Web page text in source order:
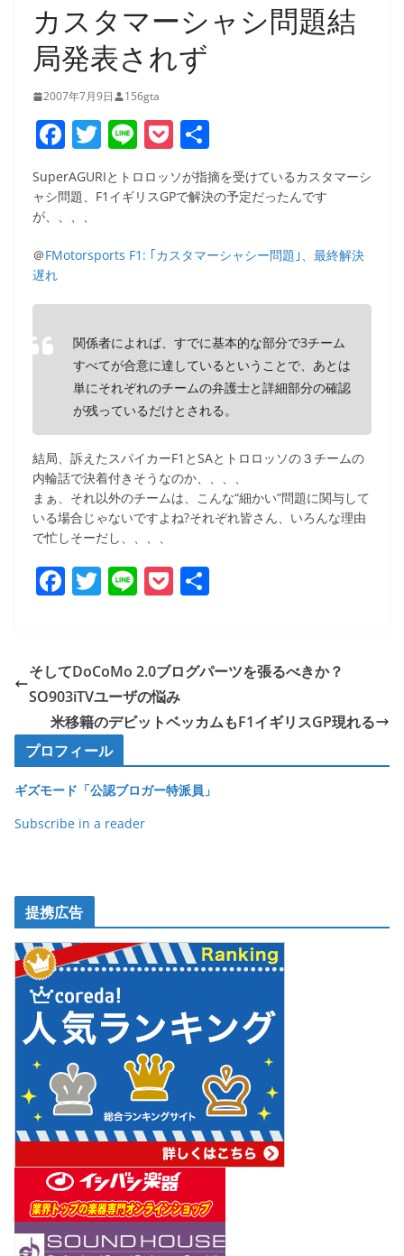
カスタマーシャシ問題結
局発表されず
2007年7月9日 156gta
F
a
c
e
b
o
k
T
w
itt
Li
n
e
P
o
ck
有
SuperAGURIとトロロッソが指摘を受けているカスタマーシ
ャシ問題、F1イギリスGPで解決の予定だったんです
が、、、、
＠FMotorsports F1: ｢カスタマーシャシー問題｣、最終解決
遅れ
関係者によれば、すでに基本的な部分で3チーム
すべてが合意に達しているということで、あとは
単にそれぞれのチームの弁護士と詳細部分の確認
が残っているだけとされる。
結局、訴えたスパイカーF1とSAとトロロッソの３チームの
内輪話で決着付きそうなのか、、、、
まぁ、それ以外のチームは、こんな“細かい”問題に関与して
いる場合じゃないですよね?それぞれ皆さん、いろんな理由
で忙しそーだし、、、、
F
e
b
o
o
k
T
er
Li P
et
そしてDoCoMo 2.0ブログパーツを張るべきか？
SO903iTVユーザの悩み
米移籍のデビットベッカムもF1イギリスGP現れる
プロフィール
ギズモード「公認ブロガー特派員」
Subscribe in a reader
提携広告